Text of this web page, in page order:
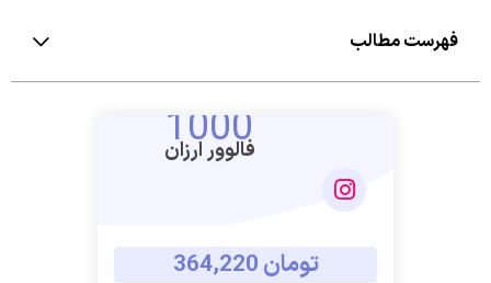
فهرست مطالب
1000
فالوور ارزان
تومان 364,220